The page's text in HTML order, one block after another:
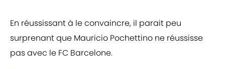
En réussissant à le convaincre, il parait peu
surprenant que Mauricio Pochettino ne réussisse
pas avec le FC Barcelone.